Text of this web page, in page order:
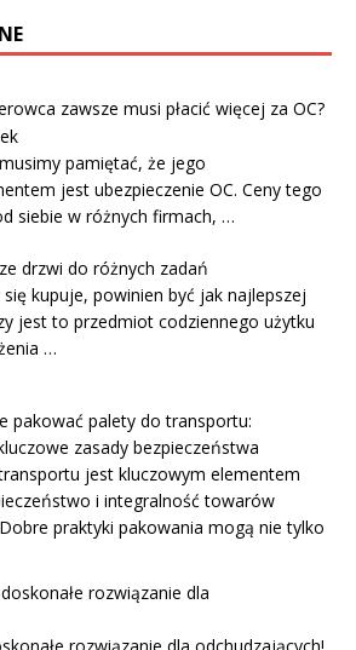
zawsze musi płacić więcej za OC?
pamiętać, że jego
jest ubezpieczenie OC. Ceny tego
siebie w różnych firmach, …
drzwi do różnych zadań
kupuje, powinien być jak najlepszej
jest to przedmiot codziennego użytku
…
pakować palety do transportu:
zasady bezpieczeństwa
jest kluczowym elementem
i integralność towarów
praktyki pakowania mogą nie tylko